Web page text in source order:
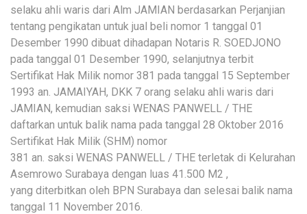
selaku ahli waris dari Alm JAMIAN berdasarkan Perjanjian
tentang pengikatan untuk jual beli nomor 1 tanggal 01
Desember 1990 dibuat dihadapan Notaris R. SOEDJONO
pada tanggal 01 Desember 1990, selanjutnya terbit
Sertifikat Hak Milik nomor 381 pada tanggal 15 September
1993 an. JAMAIYAH, DKK 7 orang selaku ahli waris dari
JAMIAN, kemudian saksi WENAS PANWELL / THE
daftarkan untuk balik nama pada tanggal 28 Oktober 2016
Sertifikat Hak Milik (SHM) nomor
381 an. saksi WENAS PANWELL / THE terletak di Kelurahan
Asemrowo Surabaya dengan luas 41.500 M2 ,
yang diterbitkan oleh BPN Surabaya dan selesai balik nama
tanggal 11 November 2016.